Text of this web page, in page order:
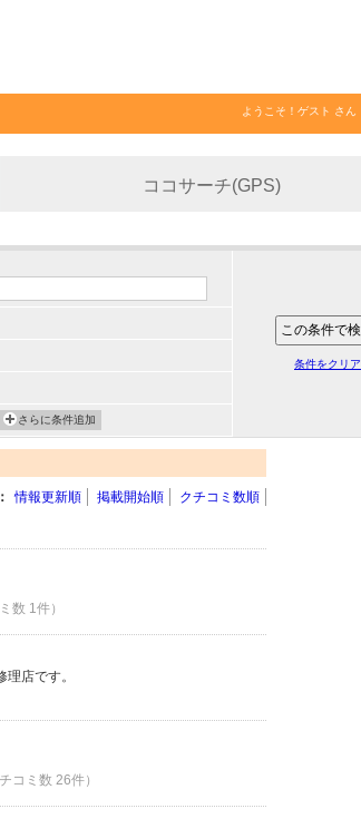
ようこそ！ ゲスト さん
ココサーチ(GPS)
さらに条件追加
条件をクリア
情報更新順 掲載開始順 クチコミ数順
数 1件）
店です。
コミ数 26件）